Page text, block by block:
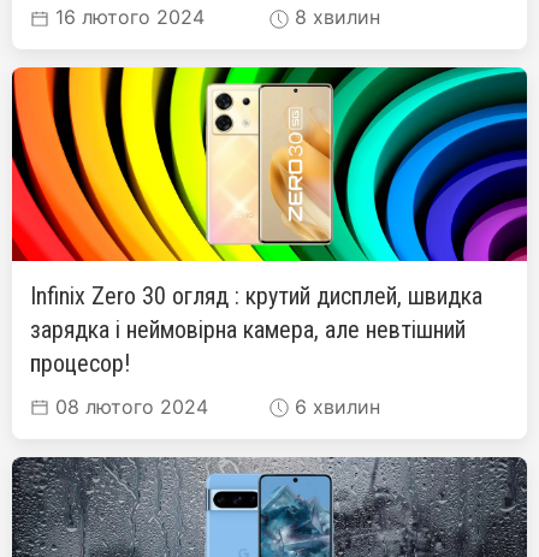
16 лютого 2024 8 хвилин
Infinix Zero 30 огляд : крутий дисплей, швидка
зарядка і неймовірна камера, але невтішний
процесор!
08 лютого 2024 6 хвилин